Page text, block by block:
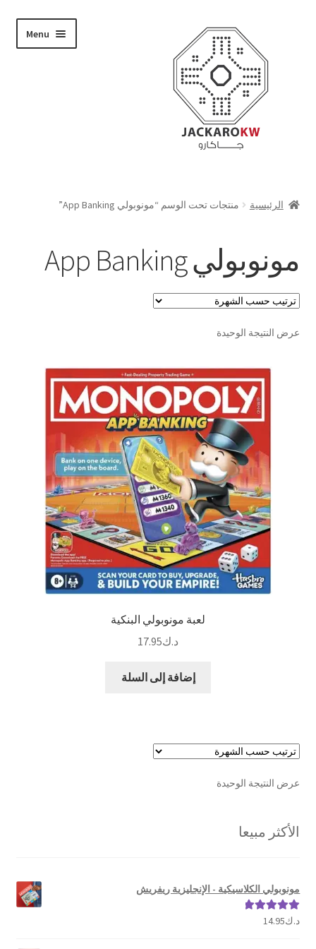
navigation
content
Menu
حسابي
الدفع
تواصل معنا
العربية
الرئيسية منتجات تحت الوسم “مونوبولي App Banking”
مونوبولي App Banking
عرض النتيجة الوحيدة
لعبة مونوبولي البنكية
د.ك17.95
إضافة إلى السلة
عرض النتيجة الوحيدة
الأكثر مبيعا
مونوبولي الكلاسيكية - الإنجليزية ريفريش
تم التقييم
د.ك14.95